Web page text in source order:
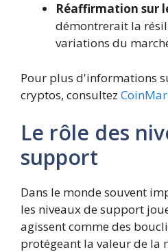
Réaffirmation sur
démontrerait la
variations du
Pour plus d'informations
cryptos, consultez
Le rôle des
support
Dans le monde souvent
les niveaux de support
agissent comme des
protégeant la valeur de la